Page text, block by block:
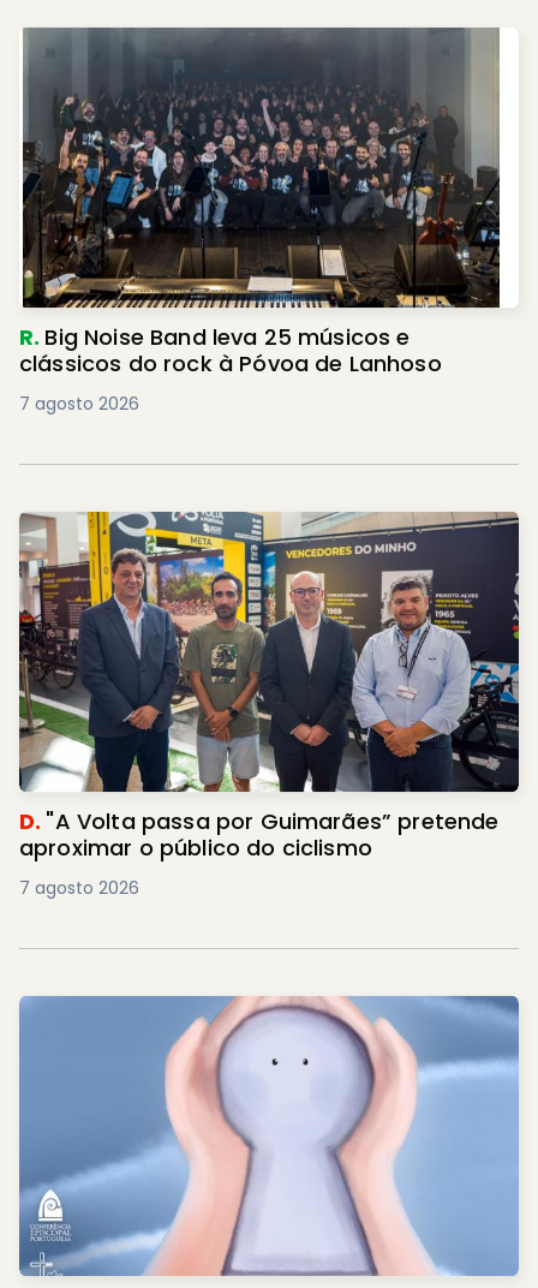
R. Big Noise Band leva 25 músicos e
clássicos do rock à Póvoa de Lanhoso
7 agosto 2026
D. "A Volta passa por Guimarães” pretende
aproximar o público do ciclismo
7 agosto 2026